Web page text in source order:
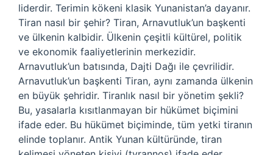
liderdir. Terimin kökeni klasik Yunanistan’a dayanır.
Tiran nasıl bir şehir? Tiran, Arnavutluk’un başkenti
ve ülkenin kalbidir. Ülkenin çeşitli kültürel, politik
ve ekonomik faaliyetlerinin merkezidir.
Arnavutluk’un batısında, Dajti Dağı ile çevrilidir.
Arnavutluk’un başkenti Tiran, aynı zamanda ülkenin
en büyük şehridir. Tiranlık nasıl bir yönetim şekli?
Bu, yasalarla kısıtlanmayan bir hükümet biçimini
ifade eder. Bu hükümet biçiminde, tüm yetki tiranın
elinde toplanır. Antik Yunan kültüründe, tiran